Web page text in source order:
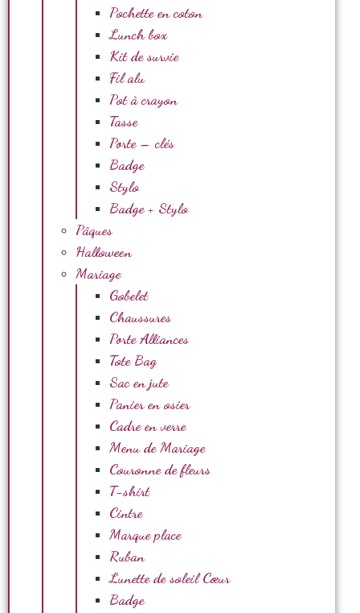
Pochette en coton
Lunch box
Kit de survie
Fil alu
Pot à crayon
Tasse
Porte – clés
Badge
Stylo
Badge + Stylo
Pâques
Halloween
Mariage
Gobelet
Chaussures
Porte Alliances
Tote Bag
Sac en jute
Panier en osier
Cadre en verre
Menu de Mariage
Couronne de fleurs
T-shirt
Cintre
Marque place
Ruban
Lunette de soleil Cœur
Badge